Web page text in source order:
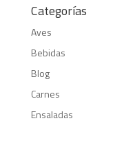
Categorías
Aves
Bebidas
Blog
Carnes
Ensaladas